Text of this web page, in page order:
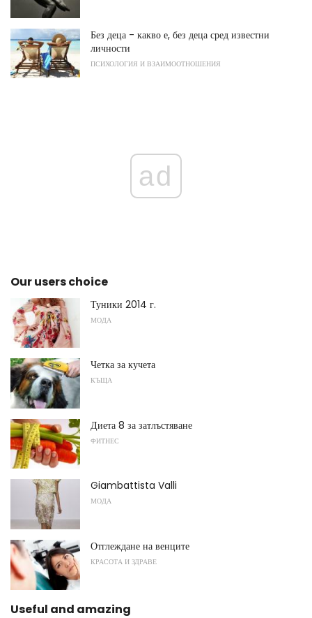
Без деца - какво е, без деца сред известни
личности
ПСИХОЛОГИЯ И ВЗАИМООТНОШЕНИЯ
ad
Our users choice
Туники 2014 г.
МОДА
Четка за кучета
КЪЩА
Диета 8 за затлъстяване
ФИТНЕС
Giambattista Valli
МОДА
Отглеждане на венците
КРАСОТА И ЗДРАВЕ
Useful and amazing